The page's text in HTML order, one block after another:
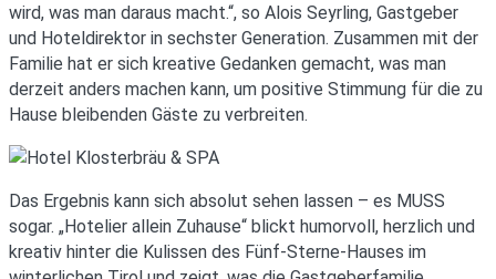
wird, was man daraus macht.“, so Alois Seyrling, Gastgeber
und Hoteldirektor in sechster Generation. Zusammen mit der
Familie hat er sich kreative Gedanken gemacht, was man
derzeit anders machen kann, um positive Stimmung für die zu
Hause bleibenden Gäste zu verbreiten.
Das Ergebnis kann sich absolut sehen lassen – es MUSS
sogar. „Hotelier allein Zuhause“ blickt humorvoll, herzlich und
kreativ hinter die Kulissen des Fünf-Sterne-Hauses im